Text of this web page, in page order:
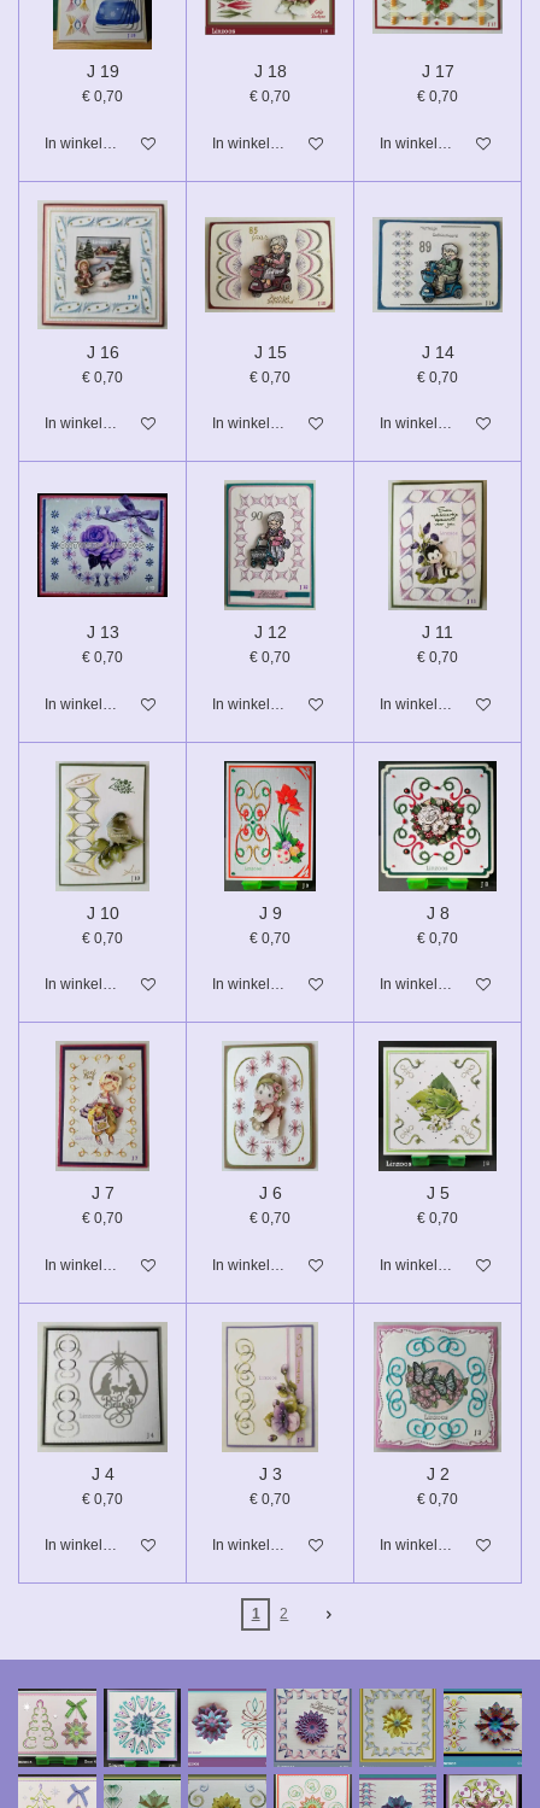
J 19
€ 0,70
In winkelwagen
J 18
€ 0,70
In winkelwagen
J 17
€ 0,70
In winkelwagen
J 16
€ 0,70
In winkelwagen
J 15
€ 0,70
In winkelwagen
J 14
€ 0,70
In winkelwagen
J 13
€ 0,70
In winkelwagen
J 12
€ 0,70
In winkelwagen
J 11
€ 0,70
In winkelwagen
J 10
€ 0,70
In winkelwagen
J 9
€ 0,70
In winkelwagen
J 8
€ 0,70
In winkelwagen
J 7
€ 0,70
In winkelwagen
J 6
€ 0,70
In winkelwagen
J 5
€ 0,70
In winkelwagen
J 4
€ 0,70
In winkelwagen
J 3
€ 0,70
In winkelwagen
J 2
€ 0,70
In winkelwagen
1 2